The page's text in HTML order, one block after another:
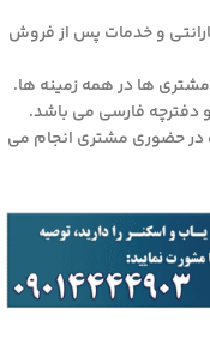
و خدمات پس از فروش
حضوری مشتری انجام می